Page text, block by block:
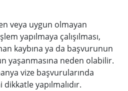
veya uygun olmayan
yapılmaya çalışılması,
kaybına ya da başvurunun
yaşanmasına neden olabilir.
vize başvurularında
yapılmalıdır.